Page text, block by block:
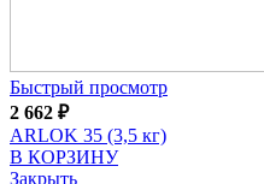
Быстрый просмотр
2 662 ₽
ARLOK 35 (3,5 кг)
В КОРЗИНУ
Закрыть